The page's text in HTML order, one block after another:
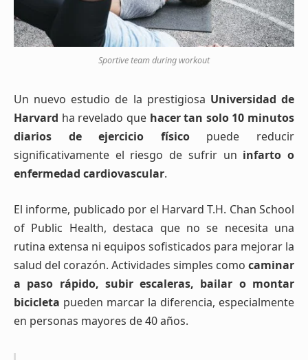
Sportive team during workout
Un nuevo estudio de la prestigiosa Universidad de
Harvard ha revelado que hacer tan solo 10 minutos
diarios de ejercicio físicopuede reducir
significativamente el riesgo de sufrir un infarto o
enfermedad cardiovascular.
El informe, publicado por el Harvard T.H. Chan School
of Public Health, destaca que no se necesita una
rutina extensa ni equipos sofisticados para mejorar la
salud del corazón. Actividades simples como caminar
a paso rápido, subir escaleras, bailar o montar
bicicleta pueden marcar la diferencia, especialmente
en personas mayores de 40 años.